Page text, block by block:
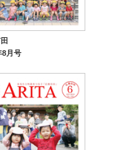
8月号